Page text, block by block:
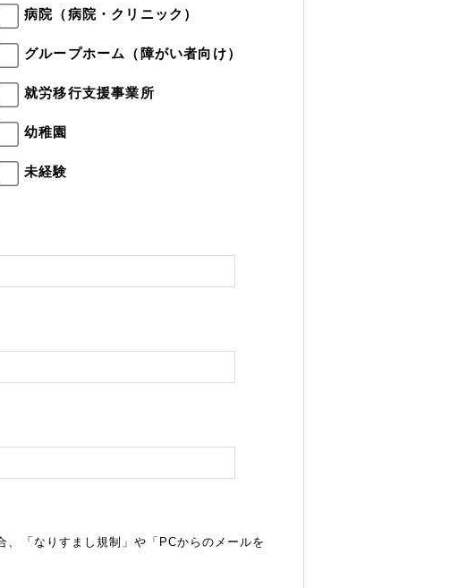
病院（病院・クリニック）
グループホーム（障がい者向け）
就労移行支援事業所
幼稚園
未経験
「なりすまし規制」や「PCからのメールを